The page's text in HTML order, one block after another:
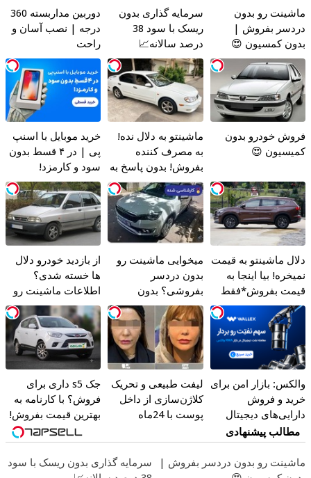
ماشینت رو بدون
دردسر بفروش |
بدون کمسیون 😍
سرمایه گذاری بدون
ریسک با سود 38
درصد سالانه📈
دوربین مداربسته 360
درجه | نصب آسان و
راحت
فروش خودرو بدون
کمیسیون 😍
ماشینتو به دلال نده!
به مصرف کننده
بفروش! بدون پاسخ به
یک تماس
خرید موبایل با اسنپ
پی | در ۴ قسط بدون
سود و کارمزد!
دلال ماشینتو به قیمت
نمیخره! بیا اینجا به
قیمت بفروش*فقط
خریدار واقعی*
میخوایی ماشینت رو
بدون دردسر
بفروشی؟ بدون
کمیسیون
از بازدید خودرو دلال
ها خسته شدی؟
اطلاعات ماشینت رو
اینجا ثبت کن
والکس: بازار امن برای
خرید و فروش
دارایی‌های دیجیتال
لیفت طبیعی و تحریک
کلاژن‌سازی از داخل
پوست با 24ماه
جک s5 داری برای
فروش؟ با کارنامه به
بهترین قیمت بفروش!
مطالب پیشنهادی
ماشینت رو بدون دردسر بفروش |
سرمایه گذاری بدون ریسک با سود